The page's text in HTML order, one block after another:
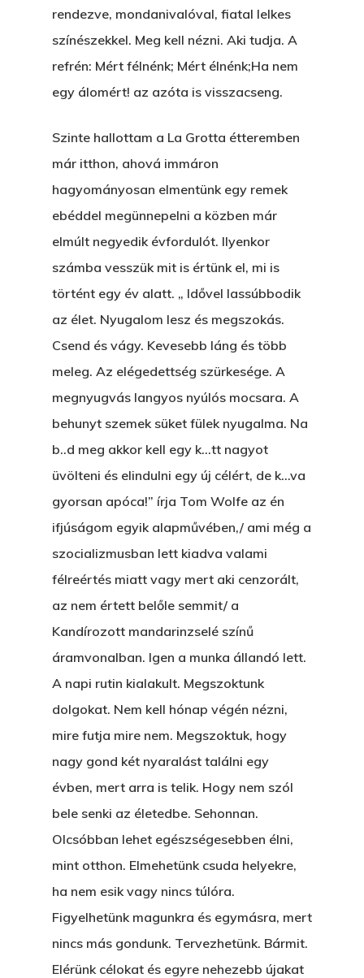
rendezve, mondanivalóval, fiatal lelkes
színészekkel. Meg kell nézni. Aki tudja. A
refrén: Mért félnénk; Mért élnénk;Ha nem
egy álomért! az azóta is visszacseng.
Szinte hallottam a La Grotta étteremben
már itthon, ahová immáron
hagyományosan elmentünk egy remek
ebéddel megünnepelni a közben már
elmúlt negyedik évfordulót. Ilyenkor
számba vesszük mit is értünk el, mi is
történt egy év alatt. „ Idővel lassúbbodik
az élet. Nyugalom lesz és megszokás.
Csend és vágy. Kevesebb láng és több
meleg. Az elégedettség szürkesége. A
megnyugvás langyos nyúlós mocsara. A
behunyt szemek süket fülek nyugalma. Na
b..d meg akkor kell egy k…tt nagyot
üvölteni és elindulni egy új célért, de k…va
gyorsan apóca!” írja Tom Wolfe az én
ifjúságom egyik alapművében,/ ami még a
szocializmusban lett kiadva valami
félreértés miatt vagy mert aki cenzorált,
az nem értett belőle semmit/ a
Kandírozott mandarinzselé színű
áramvonalban. Igen a munka állandó lett.
A napi rutin kialakult. Megszoktunk
dolgokat. Nem kell hónap végén nézni,
mire futja mire nem. Megszoktuk, hogy
nagy gond két nyaralást találni egy
évben, mert arra is telik. Hogy nem szól
bele senki az életedbe. Sehonnan.
Olcsóbban lehet egészségesebben élni,
mint otthon. Elmehetünk csuda helyekre,
ha nem esik vagy nincs túlóra.
Figyelhetünk magunkra és egymásra, mert
nincs más gondunk. Tervezhetünk. Bármit.
Elérünk célokat és egyre nehezebb újakat